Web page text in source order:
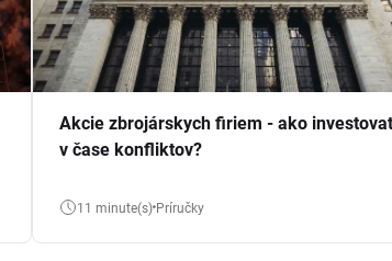
Akcie zbrojárskych firiem - ako
v čase konfliktov?
11 minute(s) Príručky